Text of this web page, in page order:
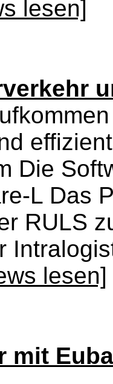
lesen]
Die
L Das
RULS
lesen]
mit